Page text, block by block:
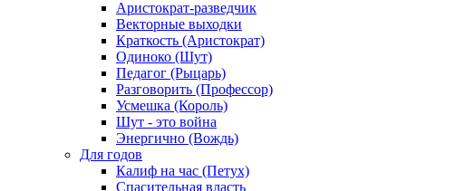
Аристократ-разведчик
Векторные выходки
Краткость (Аристократ)
Одиноко (Шут)
Педагог (Рыцарь)
Разговорить (Профессор)
Усмешка (Король)
Шут - это война
Энергично (Вождь)
Для годов
Калиф на час (Петух)
Спасительная власть